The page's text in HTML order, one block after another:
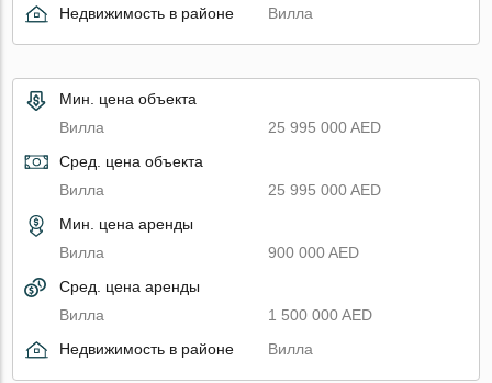
Недвижимость в районе
Вилла
Мин. цена объекта
Вилла
25 995 000 AED
Сред. цена объекта
Вилла
25 995 000 AED
Мин. цена аренды
Вилла
900 000 AED
Сред. цена аренды
Вилла
1 500 000 AED
Недвижимость в районе
Вилла